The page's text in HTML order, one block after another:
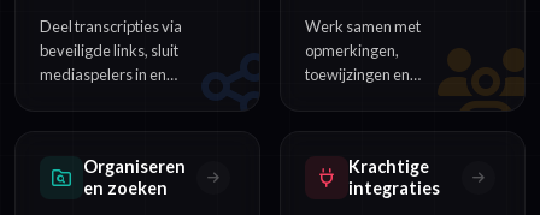
Deel transcripties via
beveiligde links, sluit
mediaspelers in en
Werk samen met
opmerkingen,
toewijzingen en
realtime bewerking.
vergaderingen
beoordelen.
Organiseren
en zoeken
Krachtige
integraties